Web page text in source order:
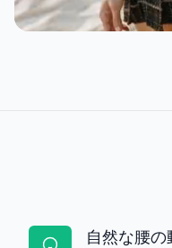
自然な腰